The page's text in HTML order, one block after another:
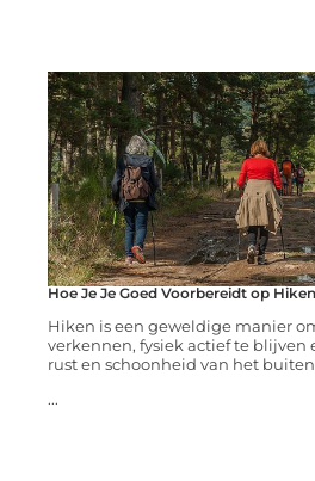
Hoe Je Je Goed Voorbereidt op
Hiken is een geweldige manier
verkennen, fysiek actief te blijven
rust en schoonheid van het
...